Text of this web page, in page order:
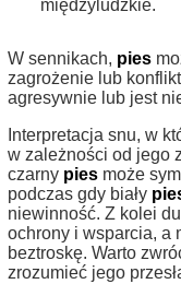
międzyludzkie.
W sennikach, pies
zagrożenie lub
agresywnie lub jest
Interpretacja snu, w
w zależności od jego
czarny pies może
podczas gdy biały
niewinność. Z kolei
ochrony i wsparcia, a
beztroskę. Warto
zrozumieć jego